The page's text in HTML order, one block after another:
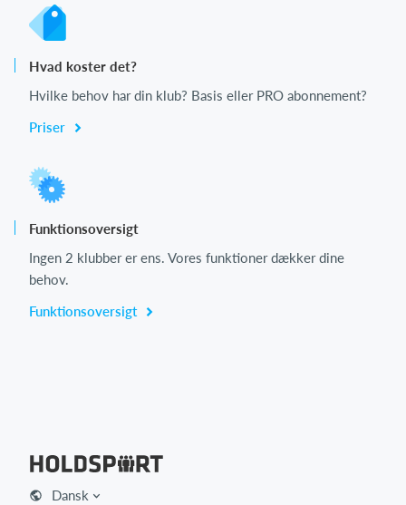
Hvad koster det?
Hvilke behov har din klub? Basis eller PRO abonnement?
Priser
Funktionsoversigt
Ingen 2 klubber er ens. Vores funktioner dækker dine
behov.
Funktionsoversigt
Dansk